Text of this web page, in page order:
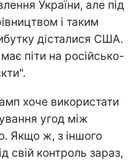
України, але під
і таким
дісталися США.
піти на російсько-
хоче використати
угод між
Якщо ж, з іншого
свій контроль зараз,